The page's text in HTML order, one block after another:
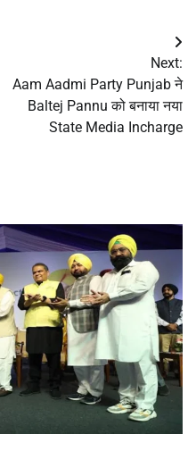
Next:
Aam Aadmi Party Punjab ने
Baltej Pannu को बनाया नया
State Media Incharge